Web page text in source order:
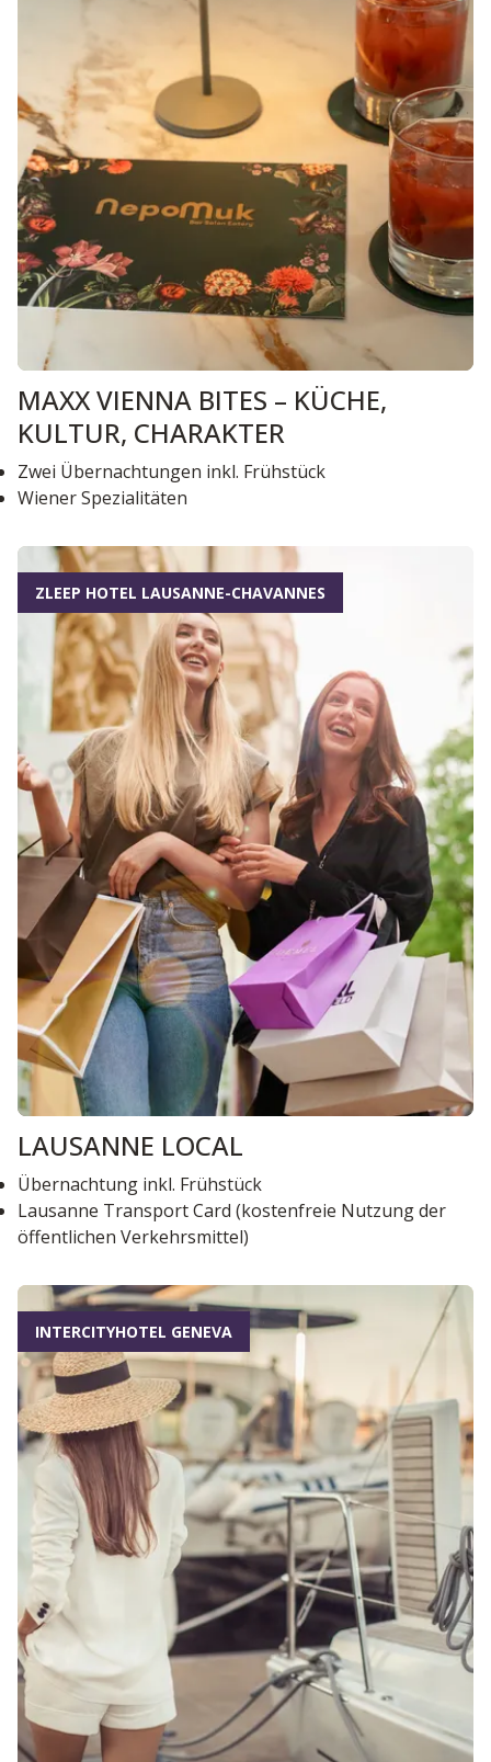
MAXX VIENNA BITES – KÜCHE,
KULTUR, CHARAKTER
Zwei Übernachtungen inkl. Frühstück
Wiener Spezialitäten
ZLEEP HOTEL LAUSANNE-CHAVANNES
LAUSANNE LOCAL
Übernachtung inkl. Frühstück
Lausanne Transport Card (kostenfreie Nutzung der
öffentlichen Verkehrsmittel)
INTERCITYHOTEL GENEVA